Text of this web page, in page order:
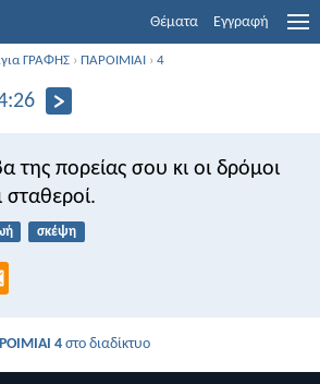
Θέματα Εγγραφή
ΓΡΑΦΗΣ › ΠΑΡΟΙΜΙΑΙ ›4
της πορείας σου κι οι δρόμοι
σταθεροί.
σκέψη
4 στο διαδίκτυο